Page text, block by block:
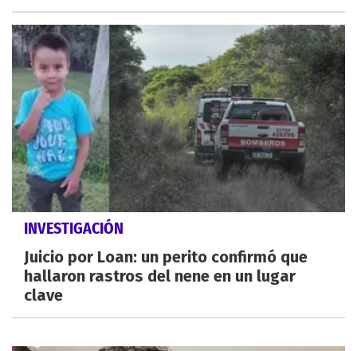
INVESTIGACIÓN
Juicio por Loan: un perito confirmó que
hallaron rastros del nene en un lugar
clave